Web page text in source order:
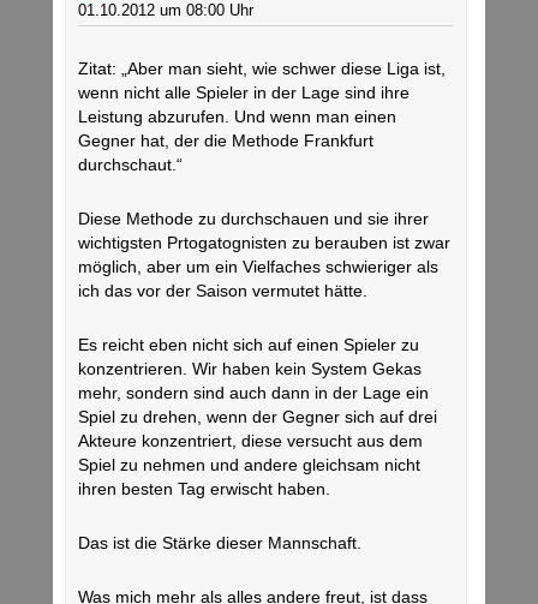
01.10.2012 um 08:00 Uhr
Zitat: „Aber man sieht, wie schwer diese Liga ist,
wenn nicht alle Spieler in der Lage sind ihre
Leistung abzurufen. Und wenn man einen
Gegner hat, der die Methode Frankfurt
durchschaut.“
Diese Methode zu durchschauen und sie ihrer
wichtigsten Prtogatognisten zu berauben ist zwar
möglich, aber um ein Vielfaches schwieriger als
ich das vor der Saison vermutet hätte.
Es reicht eben nicht sich auf einen Spieler zu
konzentrieren. Wir haben kein System Gekas
mehr, sondern sind auch dann in der Lage ein
Spiel zu drehen, wenn der Gegner sich auf drei
Akteure konzentriert, diese versucht aus dem
Spiel zu nehmen und andere gleichsam nicht
ihren besten Tag erwischt haben.
Das ist die Stärke dieser Mannschaft.
Was mich mehr als alles andere freut, ist dass